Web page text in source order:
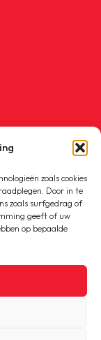
zoals cookies
Door in te
zoals surfgedrag of
geeft of uw
op bepaalde